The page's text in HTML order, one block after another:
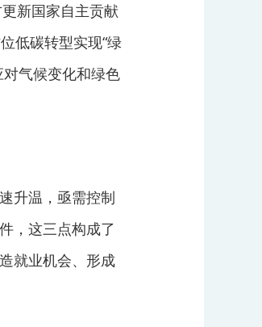
新国家自主贡献
低碳转型实现“绿
气候变化和绿色
升温，亟需控制
，这三点构成了
就业机会、形成